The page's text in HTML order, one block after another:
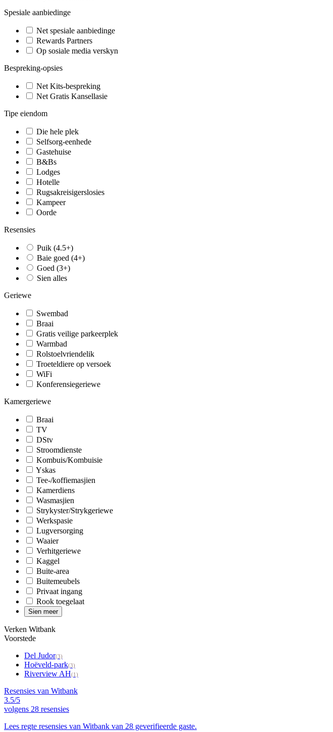
Spesiale aanbiedinge
Net spesiale aanbiedinge
Rewards Partners
Op sosiale media verskyn
Bespreking-opsies
Net Kits-bespreking
Net Gratis Kansellasie
Tipe eiendom
Die hele plek
Selfsorg-eenhede
Gastehuise
B&Bs
Lodges
Hotelle
Rugsakreisigerslosies
Kampeer
Oorde
Resensies
Puik (4.5+)
Baie goed (4+)
Goed (3+)
Sien alles
Geriewe
Swembad
Braai
Gratis veilige parkeerplek
Warmbad
Rolstoelvriendelik
Troeteldiere op versoek
WiFi
Konferensiegeriewe
Kamergeriewe
Braai
TV
DStv
Stroomdienste
Kombuis/Kombuisie
Yskas
Tee-/koffiemasjien
Kamerdiens
Wasmasjien
Strykyster/Strykgeriewe
Werkspasie
Lugversorging
Waaier
Verhitgeriewe
Kaggel
Buite-area
Buitemeubels
Privaat ingang
Rook toegelaat
Sien meer
Verken Witbank
Voorstede
Del Judor(3)
Hoëveld-park(3)
Riverview AH(1)
Resensies van Witbank
3.5/5
volgens 28 resensies
Lees regte resensies van Witbank van 28 geverifieerde gaste.